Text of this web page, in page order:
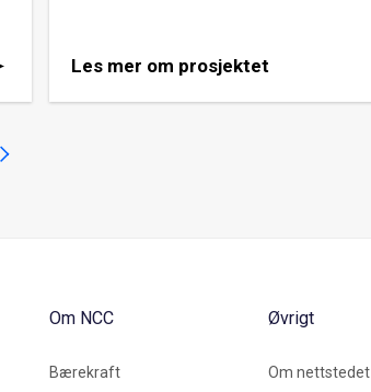
Les mer om prosjektet
Om NCC
Bærekraft
Øvrigt
Om nettstedet